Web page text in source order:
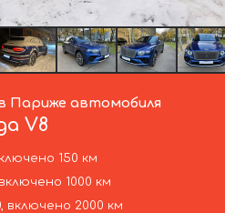
Париже автомобиля
V8
150 км
1000 км
включено 2000 км